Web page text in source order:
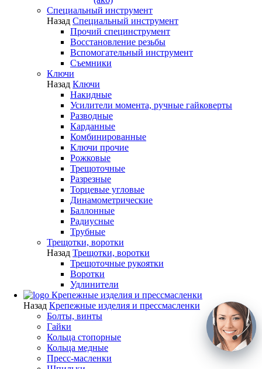
Специальный инструмент
Назад Специальный инструмент
Прочий специнструмент
Восстановление резьбы
Вспомогательный инструмент
Съемники
Ключи
Назад Ключи
Накидные
Усилители момента, ручные гайковерты
Разводные
Карданные
Комбинированные
Ключи прочие
Рожковые
Трещоточные
Разрезные
Торцевые угловые
Динамометрические
Баллонные
Радиусные
Трубные
Трещотки, воротки
Назад Трещотки, воротки
Трещоточные рукоятки
Воротки
Удлинители
Крепежные изделия и прессмасленки
Назад Крепежные изделия и прессмасленки
Болты, винты
Гайки
Кольца стопорные
Кольца медные
Пресс-масленки